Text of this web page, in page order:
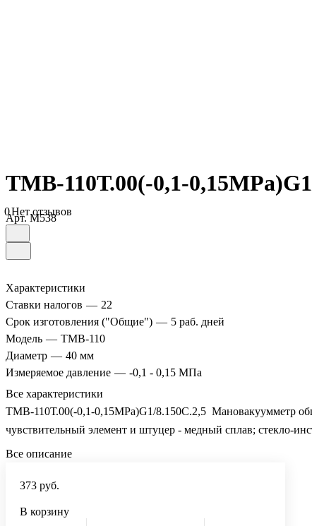
ТМВ-110Т.00(-0,1-
0Нет отзывов
Арт.M538
Характеристики
Ставки налогов — 22
Срок изготовления ("Общие") — 5 раб. дней
Модель — ТМВ-110
Диаметр — 40 мм
Измеряемое давление — -0,1 - 0,15 МПа
Все характеристики
ТМВ-110Т.00(-0,1-0,15MPa)G1/8.150C.2,5 Мановакуумметр
чувствительный элемент и штуцер - медный сплав; стекло-
Все описание
373 руб.
В корзину